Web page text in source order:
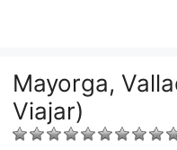
Mayorga,
Viajar)